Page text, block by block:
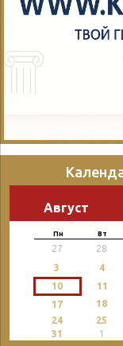
Август
Пн Вт
27 28
3 4
10
11
17
18
24 25
31
1